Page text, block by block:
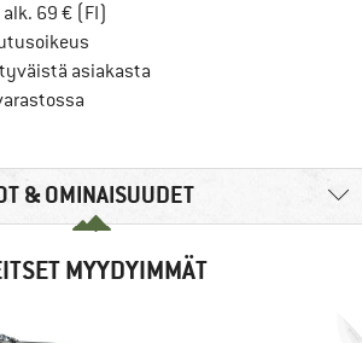
69 € (FI)
asiakasta
on Trustpilot -sertifiointi - lue lisää tästä!
& OMINAISUUDET
MYYDYIMMÄT